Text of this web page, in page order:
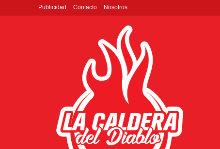
Publicidad Contacto Nosotros